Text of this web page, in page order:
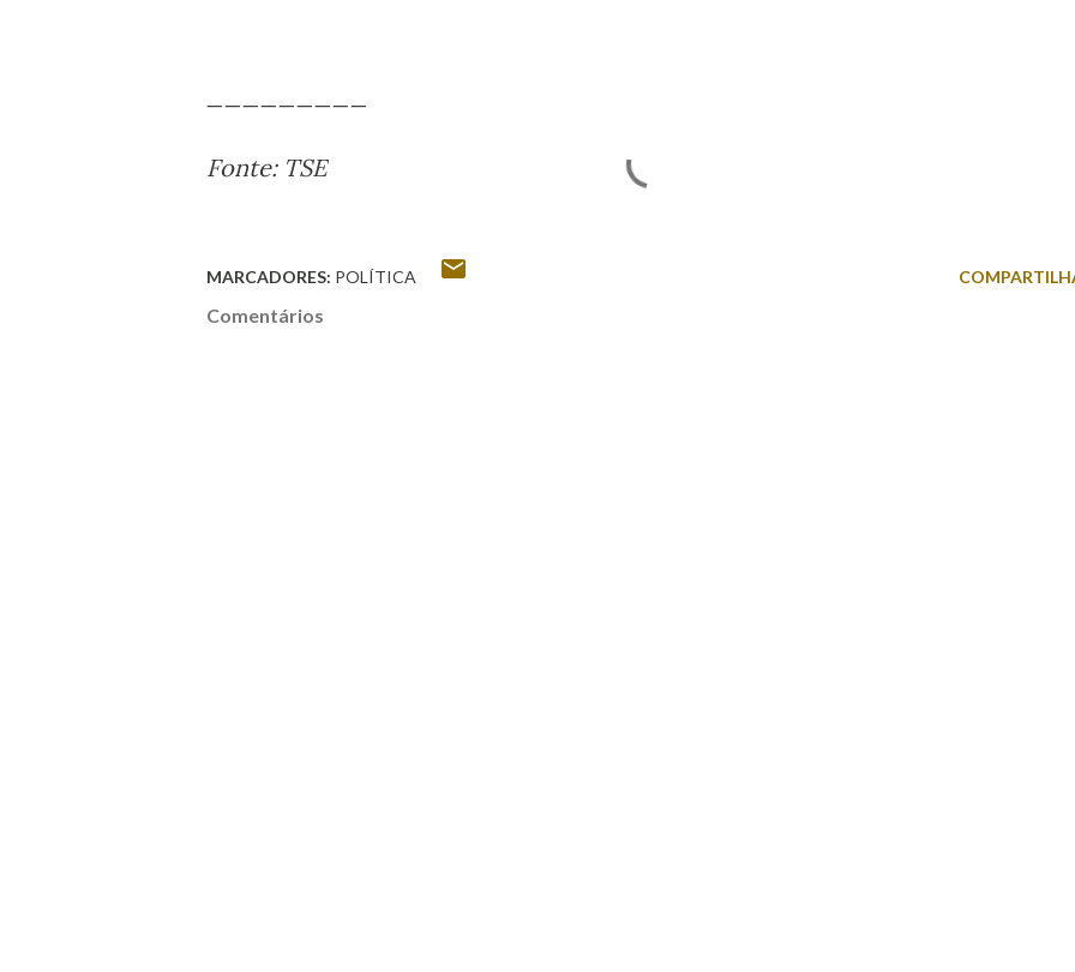
Fonte: TSE
MARCADORES: POLÍTICA
Comentários